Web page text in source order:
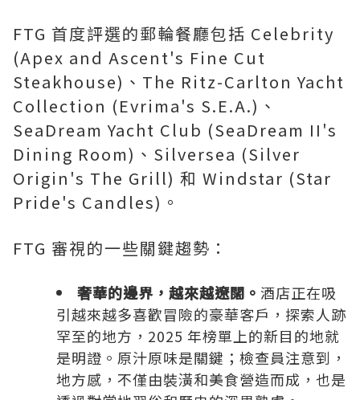
FTG 首度評選的郵輪餐廳包括 Celebrity
(Apex and Ascent's Fine Cut
Steakhouse)、The Ritz-Carlton Yacht
Collection (Evrima's S.E.A.)、
SeaDream Yacht Club (SeaDream II's
Dining Room)、Silversea (Silver
Origin's The Grill) 和 Windstar (Star
Pride's Candles)。
FTG 審視的一些關鍵趨勢：
奢華的邊界，越來越遼闊。 酒店正在吸
引越來越多喜歡冒險的豪華客戶，探索人跡
罕至的地方，2025 年榜單上的新目的地就
是明證。原汁原味是關鍵；檢查員注意到，
地方感，不僅由裝潢和美食營造而成，也是